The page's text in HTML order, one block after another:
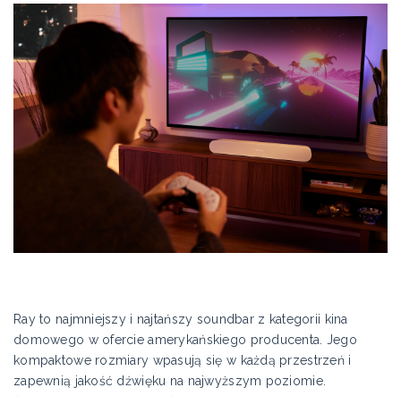
Ray to najmniejszy i najtańszy soundbar z kategorii kina
domowego w ofercie amerykańskiego producenta. Jego
kompaktowe rozmiary wpasują się w każdą przestrzeń i
zapewnią jakość dźwięku na najwyższym poziomie.